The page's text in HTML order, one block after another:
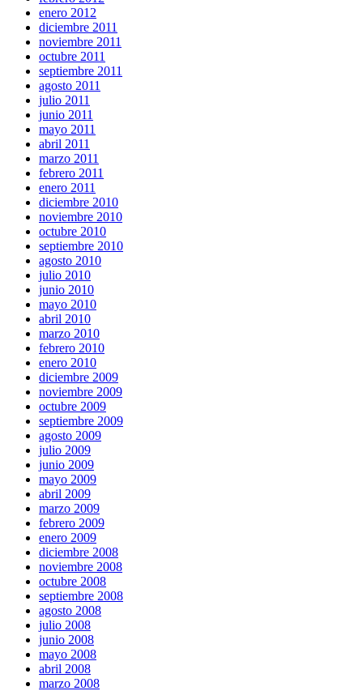
enero 2012
diciembre 2011
noviembre 2011
octubre 2011
septiembre 2011
agosto 2011
julio 2011
junio 2011
mayo 2011
abril 2011
marzo 2011
febrero 2011
enero 2011
diciembre 2010
noviembre 2010
octubre 2010
septiembre 2010
agosto 2010
julio 2010
junio 2010
mayo 2010
abril 2010
marzo 2010
febrero 2010
enero 2010
diciembre 2009
noviembre 2009
octubre 2009
septiembre 2009
agosto 2009
julio 2009
junio 2009
mayo 2009
abril 2009
marzo 2009
febrero 2009
enero 2009
diciembre 2008
noviembre 2008
octubre 2008
septiembre 2008
agosto 2008
julio 2008
junio 2008
mayo 2008
abril 2008
marzo 2008